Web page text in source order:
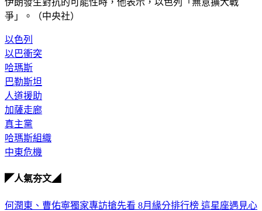
伊朗發生對抗的可能性時，他表示，以色列「無意擴大戰
爭」。（中央社）
以色列
以巴衝突
哈瑪斯
巴勒斯坦
人道援助
加薩走廊
真主黨
哈瑪斯組織
中東危機
◤人氣夯文◢
何潤東、曹佑寧獨家專訪搶先看 8月緣分排行榜 這星座遇見心